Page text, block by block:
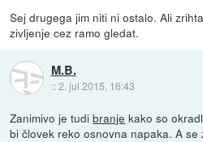
Sej drugega jim niti ni ostalo. Ali
zivljenje cez ramo gledat.
M.B.
::2. jul 2015, 16:43
Zanimivo je tudibranje kako so
bi človek reko osnovna napaka. A